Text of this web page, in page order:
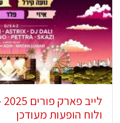
ולוח הופעות מעודכן